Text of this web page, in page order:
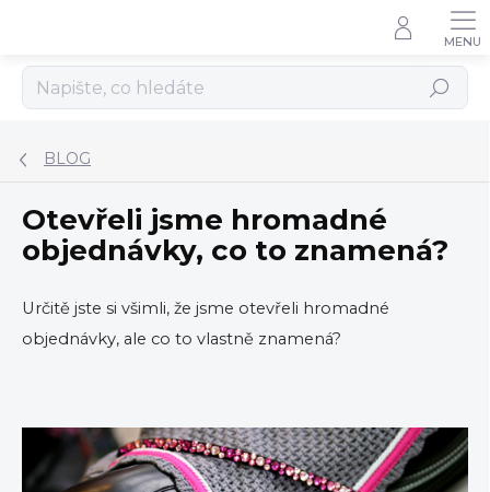
Hledat
BLOG
Otevřeli jsme hromadné
objednávky, co to znamená?
Určitě jste si všimli, že jsme otevřeli hromadné
objednávky, ale co to vlastně znamená?